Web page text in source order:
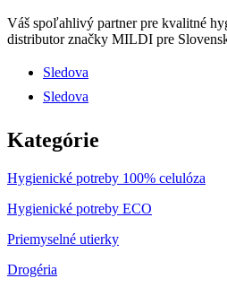
Váš spoľahlivý partner pre kvalitné
distributor značky MILDI pre
Sledova
Sledova
Kategórie
Hygienické potreby 100% celulóza
Hygienické potreby ECO
Priemyselné utierky
Drogéria